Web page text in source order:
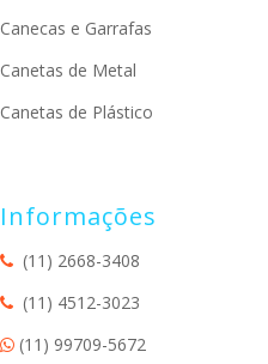
Canecas e Garrafas
Canetas de Metal
Canetas de Plástico
Informações
(11) 2668-3408
(11) 4512-3023
(11) 99709-5672